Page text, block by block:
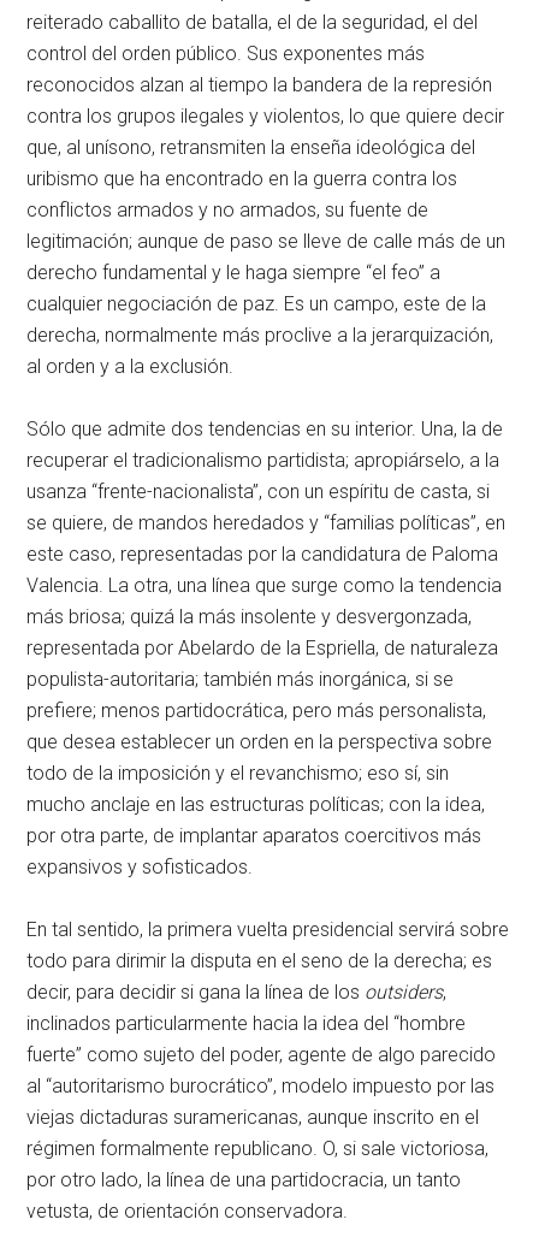
reiterado caballito de batalla, el de la seguridad, el del
control del orden público. Sus exponentes más
reconocidos alzan al tiempo la bandera de la represión
contra los grupos ilegales y violentos, lo que quiere decir
que, al unísono, retransmiten la enseña ideológica del
uribismo que ha encontrado en la guerra contra los
conflictos armados y no armados, su fuente de
legitimación; aunque de paso se lleve de calle más de un
derecho fundamental y le haga siempre “el feo” a
cualquier negociación de paz. Es un campo, este de la
derecha, normalmente más proclive a la jerarquización,
al orden y a la exclusión.
Sólo que admite dos tendencias en su interior. Una, la de
recuperar el tradicionalismo partidista; apropiárselo, a la
usanza “frente-nacionalista”, con un espíritu de casta, si
se quiere, de mandos heredados y “familias políticas”, en
este caso, representadas por la candidatura de Paloma
Valencia. La otra, una línea que surge como la tendencia
más briosa; quizá la más insolente y desvergonzada,
representada por Abelardo de la Espriella, de naturaleza
populista-autoritaria; también más inorgánica, si se
prefiere; menos partidocrática, pero más personalista,
que desea establecer un orden en la perspectiva sobre
todo de la imposición y el revanchismo; eso sí, sin
mucho anclaje en las estructuras políticas; con la idea,
por otra parte, de implantar aparatos coercitivos más
expansivos y sofisticados.
En tal sentido, la primera vuelta presidencial servirá sobre
todo para dirimir la disputa en el seno de la derecha; es
decir, para decidir si gana la línea de los outsiders,
inclinados particularmente hacia la idea del “hombre
fuerte” como sujeto del poder, agente de algo parecido
al “autoritarismo burocrático”, modelo impuesto por las
viejas dictaduras suramericanas, aunque inscrito en el
régimen formalmente republicano. O, si sale victoriosa,
por otro lado, la línea de una partidocracia, un tanto
vetusta, de orientación conservadora.